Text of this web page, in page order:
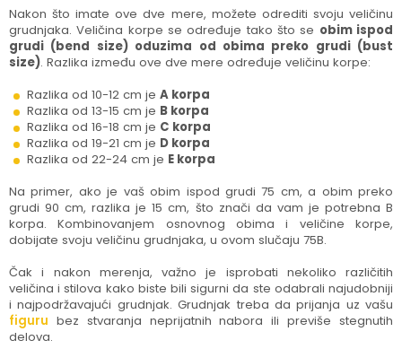
Nakon što imate ove dve mere, možete odrediti svoju veličinu
grudnjaka. Veličina korpe se određuje tako što se obim ispod
grudi (bend size) oduzima od obima preko grudi (bust
size). Razlika između ove dve mere određuje veličinu korpe:
Razlika od 10-12 cm je A korpa
Razlika od 13-15 cm je B korpa
Razlika od 16-18 cm je C korpa
Razlika od 19-21 cm je D korpa
Razlika od 22-24 cm je E korpa
Na primer, ako je vaš obim ispod grudi 75 cm, a obim preko
grudi 90 cm, razlika je 15 cm, što znači da vam je potrebna B
korpa. Kombinovanjem osnovnog obima i veličine korpe,
dobijate svoju veličinu grudnjaka, u ovom slučaju 75B.
Čak i nakon merenja, važno je isprobati nekoliko različitih
veličina i stilova kako biste bili sigurni da ste odabrali najudobniji
i najpodržavajući grudnjak. Grudnjak treba da prijanja uz vašu
figuru bez stvaranja neprijatnih nabora ili previše stegnutih
delova.